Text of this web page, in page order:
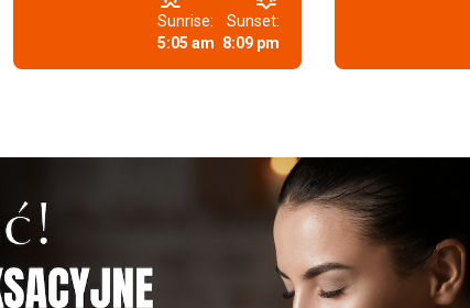
Sunrise:
5:05 am
Sunset:
8:09 pm